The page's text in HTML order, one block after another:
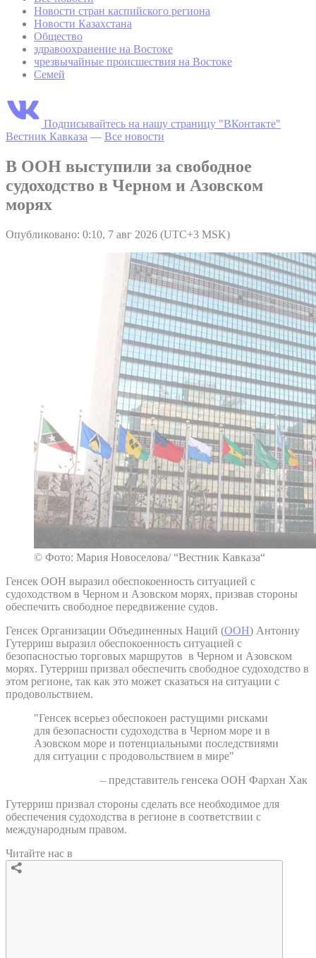
Новости стран каспийского региона
Новости Казахстана
Общество
здравоохранение на Востоке
чрезвычайные происшествия на Востоке
Семей
Подписывайтесь на нашу страницу "ВКонтакте"
Вестник Кавказа — Все новости
В ООН выступили за свободное
судоходство в Черном и Азовском
морях
Опубликовано: 0:10, 7 авг 2026 (UTC+3 MSK)
© Фото: Мария Новоселова/ “Вестник Кавказа“
Генсек ООН выразил обеспокоенность ситуацией с
судоходством в Черном и Азовском морях, призвав стороны
обеспечить свободное передвижение судов.
Генсек Организации Объединенных Наций (ООН) Антониу
Гутерриш выразил обеспокоенность ситуацией с
безопасностью торговых маршрутов в Черном и Азовском
морях. Гутерриш призвал обеспечить свободное судоходство в
этом регионе, так как это может сказаться на ситуации с
продовольствием.
"Генсек всерьез обеспокоен растущими рисками
для безопасности судоходства в Черном море и в
Азовском море и потенциальными последствиями
для ситуации с продовольствием в мире"
– представитель генсека ООН Фархан Хак
Гутерриш призвал стороны сделать все необходимое для
обеспечения судоходства в регионе в соответствии с
международным правом.
Читайте нас в